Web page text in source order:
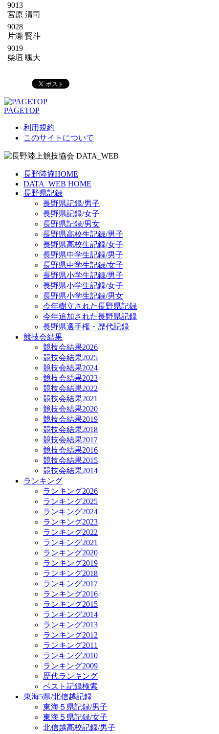
9013
宮原 清司
9028
片瀬 賢斗
9019
柴垣 颯大
PAGETOP
利用規約
このサイトについて
長野陸協HOME
DATA_WEB HOME
長野県記録
長野県記録/男子
長野県記録/女子
長野県記録/男女
長野県高校生記録/男子
長野県高校生記録/女子
長野県中学生記録/男子
長野県中学生記録/女子
長野県小学生記録/男子
長野県小学生記録/女子
長野県小学生記録/男女
今年樹立された長野県記録
今年追加された長野県記録
長野県選手権・歴代記録
競技会結果
競技会結果2026
競技会結果2025
競技会結果2024
競技会結果2023
競技会結果2022
競技会結果2021
競技会結果2020
競技会結果2019
競技会結果2018
競技会結果2017
競技会結果2016
競技会結果2015
競技会結果2014
ランキング
ランキング2026
ランキング2025
ランキング2024
ランキング2023
ランキング2022
ランキング2021
ランキング2020
ランキング2019
ランキング2018
ランキング2017
ランキング2016
ランキング2015
ランキング2014
ランキング2013
ランキング2012
ランキング2011
ランキング2010
ランキング2009
歴代ランキング
ベスト記録検索
東海5県/北信越記録
東海５県記録/男子
東海５県記録/女子
北信越高校記録/男子